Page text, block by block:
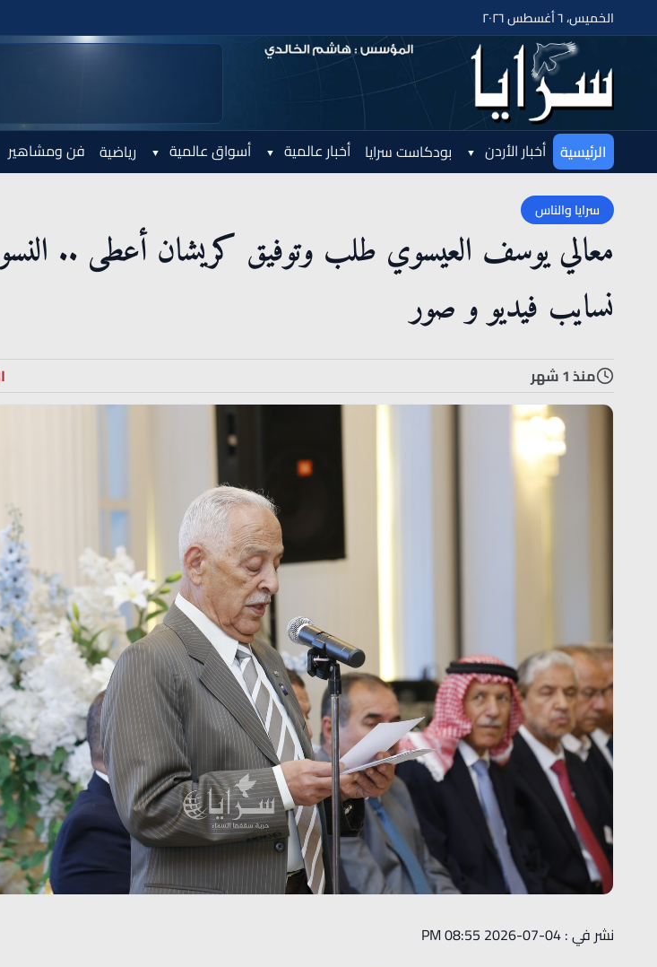
الخميس، ٦ أغسطس ٢٠٢٦
الرئيسية أخبار الأردن بودكاست سرايا أخبار عالمية أسواق عالمية رياضية فن ومشاهير
سرايا والناس
معالي يوسف العيسوي طلب وتوفيق كريشان أعطى ..
نسايب فيديو و صور
منذ 1 شهر
نشر في : 04-07-2026 08:55 PM